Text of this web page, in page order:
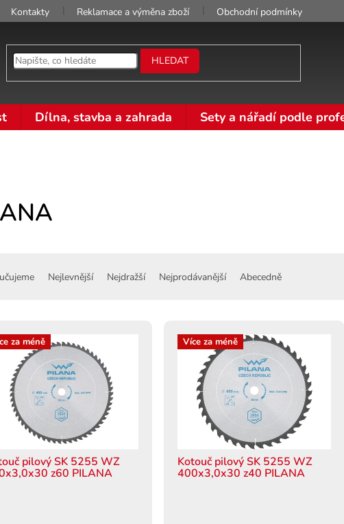
Kontakty Reklamace a výměna zboží Obchodní podmínky
HLEDAT
Dílna, stavba a zahrada Sety a nářadí podle
Nejlevnější Nejdražší Nejprodávanější Abecedně
za méně
pilový SK 5255 WZ
z60 PILANA
Více za méně
Kotouč pilový SK 5255 WZ
400x3,0x30 z40 PILANA